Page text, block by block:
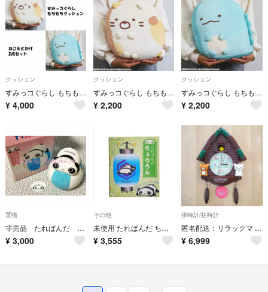
クッション
すみっコぐらし もちもちねこ＆もちもちとかげ クッション2点セット
¥ 4,000
クッション
すみっコぐらし もちもちねこ クッション
¥ 2,200
クッション
すみっコぐらし もちもちとかげ クッション
¥ 2,200
置物
非売品 たれぱんだ とうきばんく 貯金箱 陶器 新品 サンエックス SAN-X
¥ 3,000
その他
未使用 たれぱんだ ちょうちん サンリオ インテリア レア サンエックス 飾り
¥ 3,555
掛時計/柱時計
匿名配送：リラックマ コリラックマと新しいお友達 ムービングクロック 振り子時計
¥ 6,999